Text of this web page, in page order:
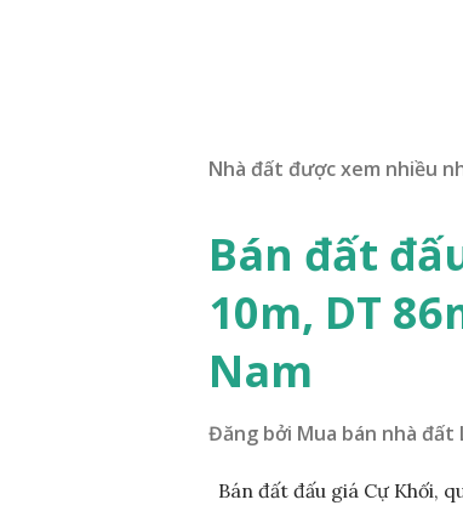
Nhà đất được xem nhiều
Bán đất
10m, DT
Nam
Đăng bởi Mua bán nhà đất
Bán đất đấu giá Cự Khối,